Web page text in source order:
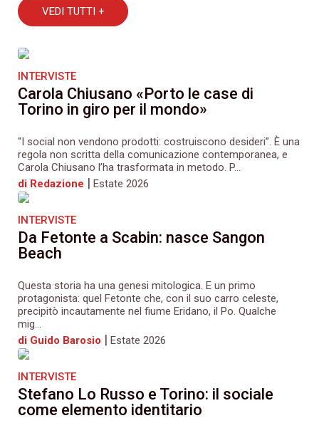
VEDI TUTTI +
INTERVISTE
Carola Chiusano «Porto le case di
Torino in giro per il mondo»
“I social non vendono prodotti: costruiscono desideri”. È una
regola non scritta della comunicazione contemporanea, e
Carola Chiusano l’ha trasformata in metodo. P...
di Redazione | Estate 2026
INTERVISTE
Da Fetonte a Scabin: nasce Sangon
Beach
Questa storia ha una genesi mitologica. E un primo
protagonista: quel Fetonte che, con il suo carro celeste,
precipitò incautamente nel fiume Eridano, il Po. Qualche
mig...
di Guido Barosio | Estate 2026
INTERVISTE
Stefano Lo Russo e Torino: il sociale
come elemento identitario